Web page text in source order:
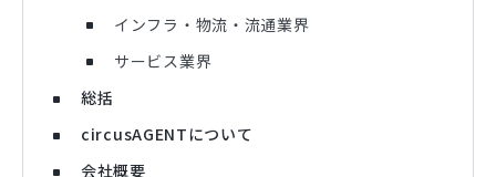
インフラ・物流・流通業界
サービス業界
総括
circusAGENTについて
会社概要